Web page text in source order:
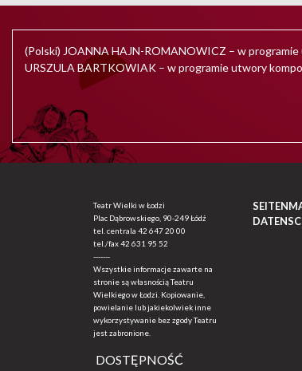
(Polski) JOANNA HAJN-ROMANOWICZ – w
URSZULA BARTKOWIAK – w programie utwory
Teatr Wielki w Łodzi
Plac Dąbrowskiego, 90-249 Łódź
tel. centrala 42 647 20 00
tel./fax42 631 95 52
-------
Wszystkie informacje zawarte na
stronie są własnością Teatru
Wielkiego w Łodzi. Kopiowanie,
powielanie lub jakiekolwiek inne
wykorzystywanie bez zgody Teatru
jest zabronione.
DOSTĘPNOŚĆ